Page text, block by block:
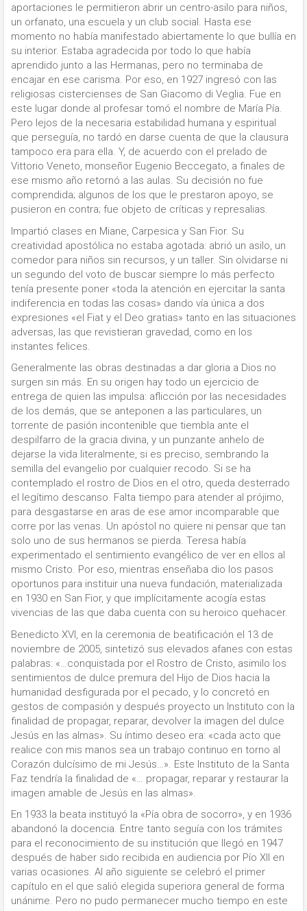
aportaciones le permitieron abrir un centro-asilo para niños,
un orfanato, una escuela y un club social. Hasta ese
momento no había manifestado abiertamente lo que bullía en
su interior. Estaba agradecida por todo lo que había
aprendido junto a las Hermanas, pero no terminaba de
encajar en ese carisma. Por eso, en 1927 ingresó con las
religiosas cistercienses de San Giacomo di Veglia. Fue en
este lugar donde al profesar tomó el nombre de María Pía.
Pero lejos de la necesaria estabilidad humana y espiritual
que perseguía, no tardó en darse cuenta de que la clausura
tampoco era para ella. Y, de acuerdo con el prelado de
Vittorio Veneto, monseñor Eugenio Beccegato, a finales de
ese mismo año retornó a las aulas. Su decisión no fue
comprendida; algunos de los que le prestaron apoyo, se
pusieron en contra; fue objeto de críticas y represalias.
Impartió clases en Miane, Carpesica y San Fior. Su
creatividad apostólica no estaba agotada: abrió un asilo, un
comedor para niños sin recursos, y un taller. Sin olvidarse ni
un segundo del voto de buscar siempre lo más perfecto
tenía presente poner «toda la atención en ejercitar la santa
indiferencia en todas las cosas» dando vía única a dos
expresiones «el Fiat y el Deo gratias» tanto en las situaciones
adversas, las que revistieran gravedad, como en los
instantes felices.
Generalmente las obras destinadas a dar gloria a Dios no
surgen sin más. En su origen hay todo un ejercicio de
entrega de quien las impulsa: aflicción por las necesidades
de los demás, que se anteponen a las particulares, un
torrente de pasión incontenible que tiembla ante el
despilfarro de la gracia divina, y un punzante anhelo de
dejarse la vida literalmente, si es preciso, sembrando la
semilla del evangelio por cualquier recodo. Si se ha
contemplado el rostro de Dios en el otro, queda desterrado
el legítimo descanso. Falta tiempo para atender al prójimo,
para desgastarse en aras de ese amor incomparable que
corre por las venas. Un apóstol no quiere ni pensar que tan
solo uno de sus hermanos se pierda. Teresa había
experimentado el sentimiento evangélico de ver en ellos al
mismo Cristo. Por eso, mientras enseñaba dio los pasos
oportunos para instituir una nueva fundación, materializada
en 1930 en San Fior, y que implícitamente acogía estas
vivencias de las que daba cuenta con su heroico quehacer.
Benedicto XVI, en la ceremonia de beatificación el 13 de
noviembre de 2005, sintetizó sus elevados afanes con estas
palabras: «…conquistada por el Rostro de Cristo, asimilo los
sentimientos de dulce premura del Hijo de Dios hacia la
humanidad desfigurada por el pecado, y lo concretó en
gestos de compasión y después proyecto un Instituto con la
finalidad de propagar, reparar, devolver la imagen del dulce
Jesús en las almas». Su íntimo deseo era: «cada acto que
realice con mis manos sea un trabajo continuo en torno al
Corazón dulcísimo de mi Jesús…». Este Instituto de la Santa
Faz tendría la finalidad de «… propagar, reparar y restaurar la
imagen amable de Jesús en las almas».
En 1933 la beata instituyó la «Pía obra de socorro», y en 1936
abandonó la docencia. Entre tanto seguía con los trámites
para el reconocimiento de su institución que llegó en 1947
después de haber sido recibida en audiencia por Pío XII en
varias ocasiones. Al año siguiente se celebró el primer
capítulo en el que salió elegida superiora general de forma
unánime. Pero no pudo permanecer mucho tiempo en este